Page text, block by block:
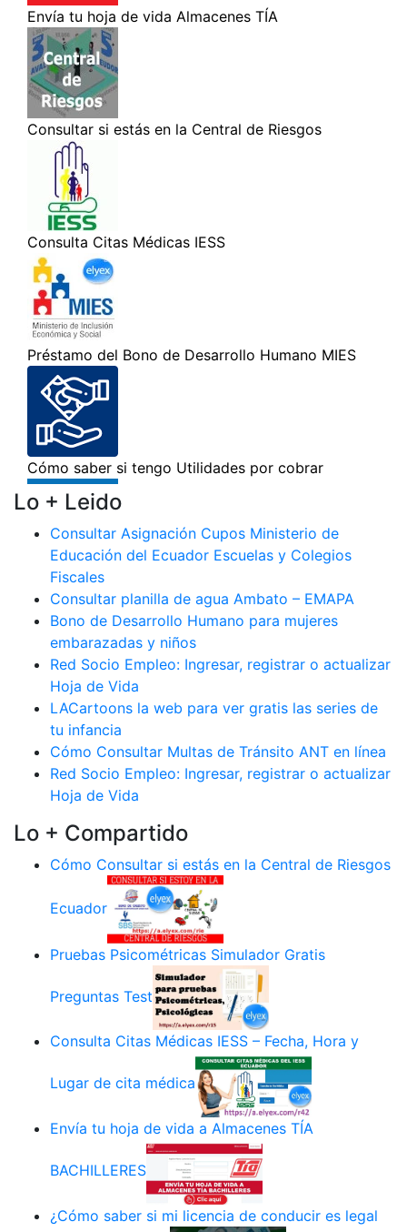
Lo + Leido
Consultar Asignación Cupos Ministerio de
Educación del Ecuador Escuelas y Colegios
Fiscales
Consultar planilla de agua Ambato – EMAPA
Bono de Desarrollo Humano para mujeres
embarazadas y niños
Red Socio Empleo: Ingresar, registrar o actualizar
Hoja de Vida
LACartoons la web para ver gratis las series de
tu infancia
Cómo Consultar Multas de Tránsito ANT en línea
Red Socio Empleo: Ingresar, registrar o actualizar
Hoja de Vida
Lo + Compartido
Cómo Consultar si estás en la Central de Riesgos
Ecuador
Pruebas Psicométricas Simulador Gratis
Preguntas Test
Consulta Citas Médicas IESS – Fecha, Hora y
Lugar de cita médica
Envía tu hoja de vida a Almacenes TÍA
BACHILLERES
¿Cómo saber si mi licencia de conducir es legal